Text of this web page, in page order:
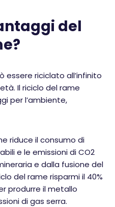
del
essere riciclato all’infinito
Il riciclo del rame
per l’ambiente,
riduce il consumo di
e le emissioni di CO2
e dalla fusione del
del rame risparmi il 40%
produrre il metallo
di gas serra.